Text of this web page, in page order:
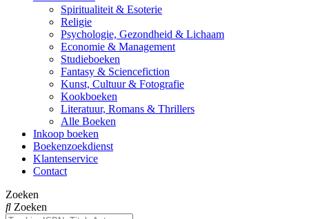
Spiritualiteit & Esoterie
Religie
Psychologie, Gezondheid & Lichaam
Economie & Management
Studieboeken
Fantasy & Sciencefiction
Kunst, Cultuur & Fotografie
Kookboeken
Literatuur, Romans & Thrillers
Alle Boeken
Inkoop boeken
Boekenzoekdienst
Klantenservice
Contact
Zoeken
Zoeken